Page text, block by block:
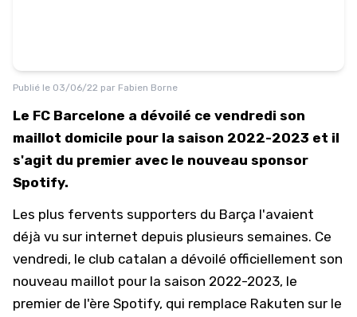
Publié le 03/06/22 par Fabien Borne
Le FC Barcelone a dévoilé ce vendredi son
maillot domicile pour la saison 2022-2023 et il
s'agit du premier avec le nouveau sponsor
Spotify.
Les plus fervents supporters du Barça l'avaient
déjà vu sur internet depuis plusieurs semaines. Ce
vendredi, le club catalan a dévoilé officiellement son
nouveau maillot pour la saison 2022-2023, le
premier de l'ère Spotify, qui remplace Rakuten sur le